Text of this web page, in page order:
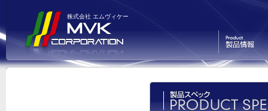
株式会社 エムヴィケー